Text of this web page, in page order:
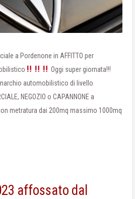
a Pordenone in AFFITTO per
Oggi super giornata!!!
automobilistico di livello
NEGOZIO o CAPANNONE a
con metratura dai 200mq massimo 1000mq
affossato dal